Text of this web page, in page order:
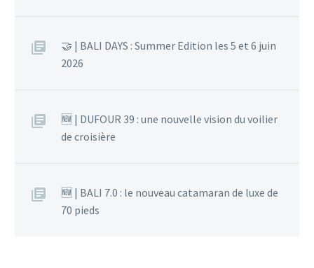
🤝 | BALI DAYS : Summer Edition les 5 et 6 juin
2026
🆕 | DUFOUR 39 : une nouvelle vision du voilier
de croisière
🆕 | BALI 7.0 : le nouveau catamaran de luxe de
70 pieds